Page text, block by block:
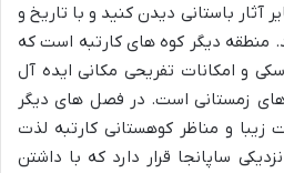
آثار باستانی دیدن کنید و با تاریخ و
منطقه دیگر کوه های کارتبه است که
و امکانات تفریحی مکانی ایده آل
زمستانی است. در فصل های دیگر
زیبا و مناظر کوهستانی کارتبه لذت
ساپانجا قرار دارد که با داشتن